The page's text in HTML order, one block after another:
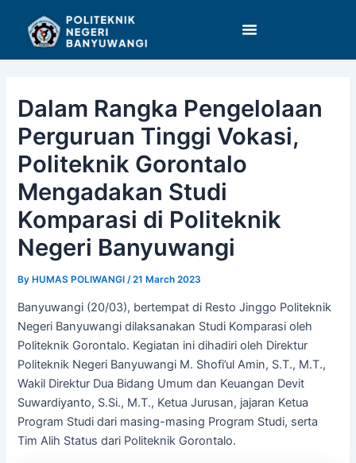
content
Dalam Rangka Pengelolaan
Perguruan Tinggi Vokasi,
Politeknik Gorontalo
Mengadakan Studi
Komparasi di Politeknik
Negeri Banyuwangi
ByHUMAS POLIWANGI /21 March 2023
Banyuwangi (20/03), bertempat di Resto Jinggo Politeknik
Negeri Banyuwangi dilaksanakan Studi Komparasi oleh
Politeknik Gorontalo. Kegiatan ini dihadiri oleh Direktur
Politeknik Negeri Banyuwangi M. Shofi’ul Amin, S.T., M.T.,
Wakil Direktur Dua Bidang Umum dan Keuangan Devit
Suwardiyanto, S.Si., M.T., Ketua Jurusan, jajaran Ketua
Program Studi dari masing-masing Program Studi, serta
Tim Alih Status dari Politeknik Gorontalo.
navigation